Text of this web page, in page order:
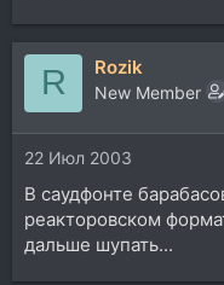
R Rozik
New Member
22 Июл 2003
В саудфонте
реакторовском
дальше шупать...